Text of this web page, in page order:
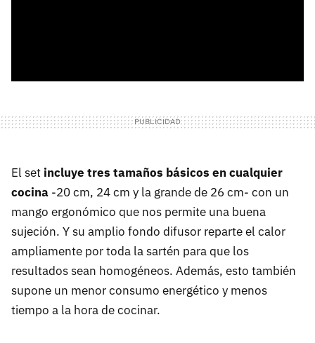
El set incluye tres tamaños básicos en cualquier
cocina -20 cm, 24 cm y la grande de 26 cm- con un
mango ergonómico que nos permite una buena
sujeción. Y su amplio fondo difusor reparte el calor
ampliamente por toda la sartén para que los
resultados sean homogéneos. Además, esto también
supone un menor consumo energético y menos
tiempo a la hora de cocinar.